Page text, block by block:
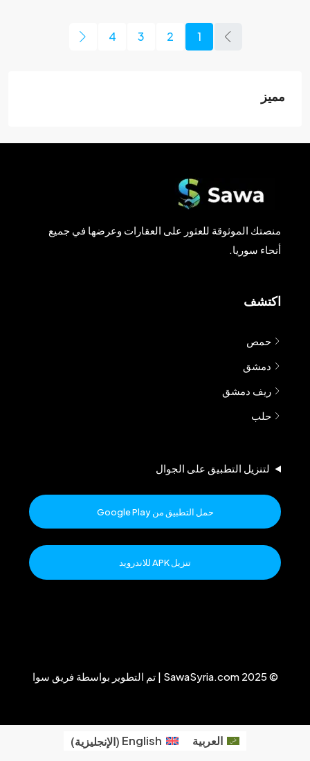
1
2
3
4
مميز
منصتك الموثوقة للعثور على العقارات وعرضها في جميع
أنحاء سوريا.
اكتشف
حمص
دمشق
ريف دمشق
حلب
لتنزيل التطبيق على الجوال
حمل التطبيق من Google Play
تنزيل APK للاندرويد
© 2025 SawaSyria.com | تم التطوير بواسطة فريق سوا
العربية English
(الإنجليزية)